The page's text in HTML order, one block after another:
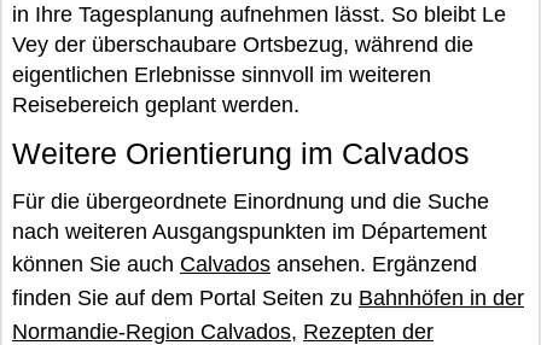
in Ihre Tagesplanung aufnehmen lässt. So bleibt Le
Vey der überschaubare Ortsbezug, während die
eigentlichen Erlebnisse sinnvoll im weiteren
Reisebereich geplant werden.
Weitere Orientierung im Calvados
Für die übergeordnete Einordnung und die Suche
nach weiteren Ausgangspunkten im Département
können Sie auch Calvados ansehen. Ergänzend
finden Sie auf dem Portal Seiten zu Bahnhöfen in der
Normandie-Region Calvados, Rezepten der